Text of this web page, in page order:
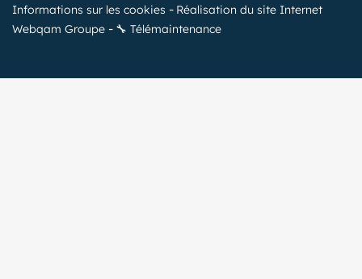
Informations sur les cookies
Réalisation du site Internet
Webqam Groupe
🔧 Télémaintenance